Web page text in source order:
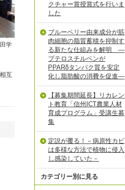
学
互
クチャー賞授賞式を行いま
した
ブルーベリー由来成分が筋
肉細胞の脂質蓄積を抑制す
る新たな仕組みを解明 ―
プテロスチルベンが
PPARδタンパク質を安定
化し脂肪酸の消費を促進―
【募集期間延長】リカレン
ト教育「信州ICT農業人材
育成プログラム」受講生募
集
定説が覆る！－病原性カビ
は多様な方法で植物に侵入
し感染していた－
カテゴリー別に見る